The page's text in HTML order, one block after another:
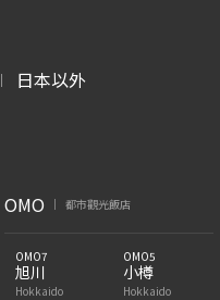
| 日本以外
OMO 都市觀光飯店
OMO7
旭川
Hokkaido
OMO5
小樽
Hokkaido